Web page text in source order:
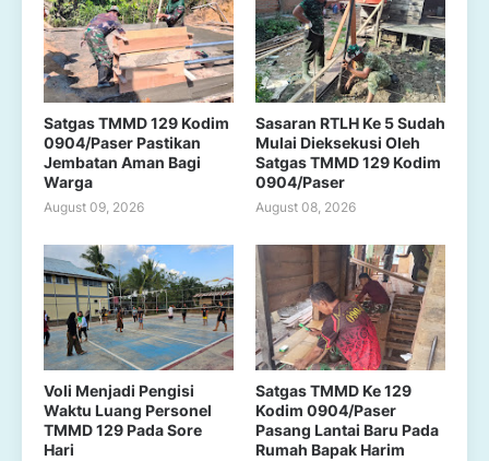
Satgas TMMD 129 Kodim
0904/Paser Pastikan
Jembatan Aman Bagi
Warga
August 09, 2026
Sasaran RTLH Ke 5 Sudah
Mulai Dieksekusi Oleh
Satgas TMMD 129 Kodim
0904/Paser
August 08, 2026
Voli Menjadi Pengisi
Waktu Luang Personel
TMMD 129 Pada Sore
Hari
Satgas TMMD Ke 129
Kodim 0904/Paser
Pasang Lantai Baru Pada
Rumah Bapak Harim